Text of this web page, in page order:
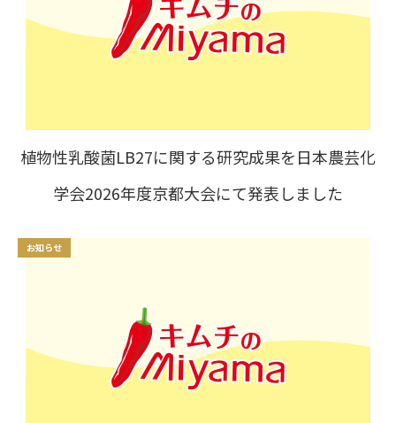
植物性乳酸菌LB27に関する研究成果を日本農芸化
学会2026年度京都大会にて発表しました
お知らせ